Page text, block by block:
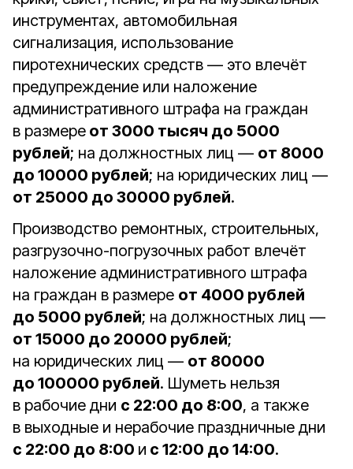
инструментах, автомобильная
сигнализация, использование
пиротехнических средств — это влечёт
предупреждение или наложение
административного штрафа на граждан
в размере от 3000 тысяч до 5000
рублей; на должностных лиц — от 8000
до 10000 рублей; на юридических лиц —
от 25000 до 30000 рублей.
Производство ремонтных, строительных,
разгрузочно-погрузочных работ влечёт
наложение административного штрафа
на граждан в размере от 4000 рублей
до 5000 рублей; на должностных лиц —
от 15000 до 20000 рублей;
на юридических лиц — от 80000
до 100000 рублей. Шуметь нельзя
в рабочие дни с 22:00 до 8:00, а также
в выходные и нерабочие праздничные дни
с 22:00 до 8:00 и с 12:00 до 14:00.